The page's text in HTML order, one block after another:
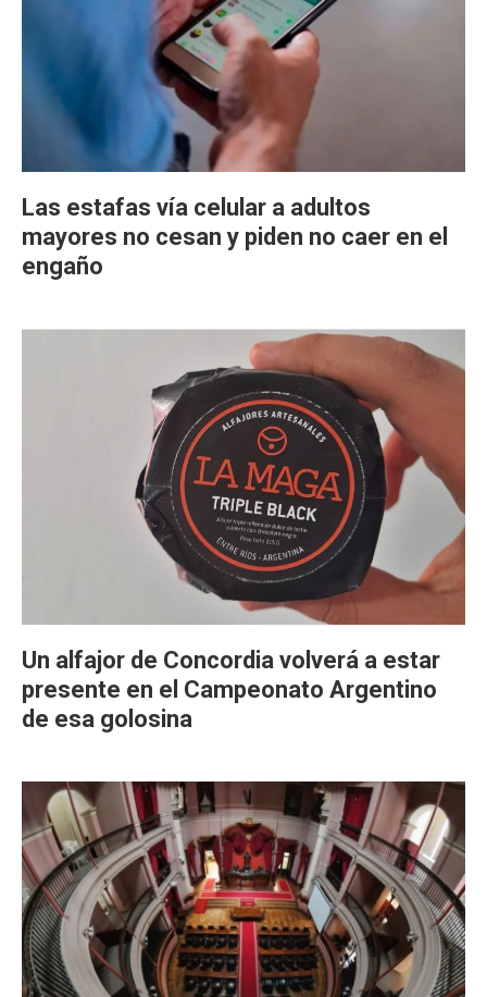
Las estafas vía celular a adultos
mayores no cesan y piden no caer en el
engaño
Un alfajor de Concordia volverá a estar
presente en el Campeonato Argentino
de esa golosina